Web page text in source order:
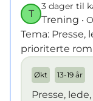
T
3 dager til
Trening •
Tema:
prioriterte rom
Økt 13-19 år
Presse,